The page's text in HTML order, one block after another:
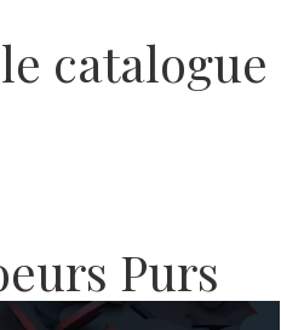
catalogue
Purs